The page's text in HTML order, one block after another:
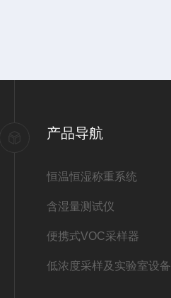
产品导航
恒温恒湿称重系统
含湿量测试仪
便携式VOC采样器
低浓度采样及实验室设备